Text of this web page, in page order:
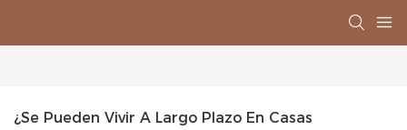
¿Se Pueden Vivir A Largo Plazo En Casas